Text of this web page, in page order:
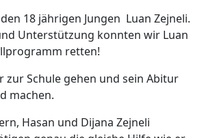
18 jährigen Jungen Luan Zejneli.
Unterstützung konnten wir Luan
retten!
zur Schule gehen und sein Abitur
machen.
Hasan und Dijana Zejneli